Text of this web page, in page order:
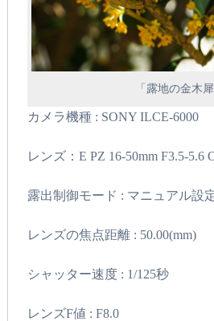
「露地の金木犀
カメラ機種 : SONY ILCE-6000
レンズ：E PZ 16-50mm F3.5-5.6
露出制御モード : マニュアル設
レンズの焦点距離 : 50.00(mm)
シャッター速度 : 1/125秒
レンズF値 : F8.0